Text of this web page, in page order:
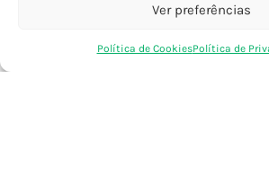
Ver preferências
Política de CookiesPolítica de
Termos e Condições
Perguntas Frequentes